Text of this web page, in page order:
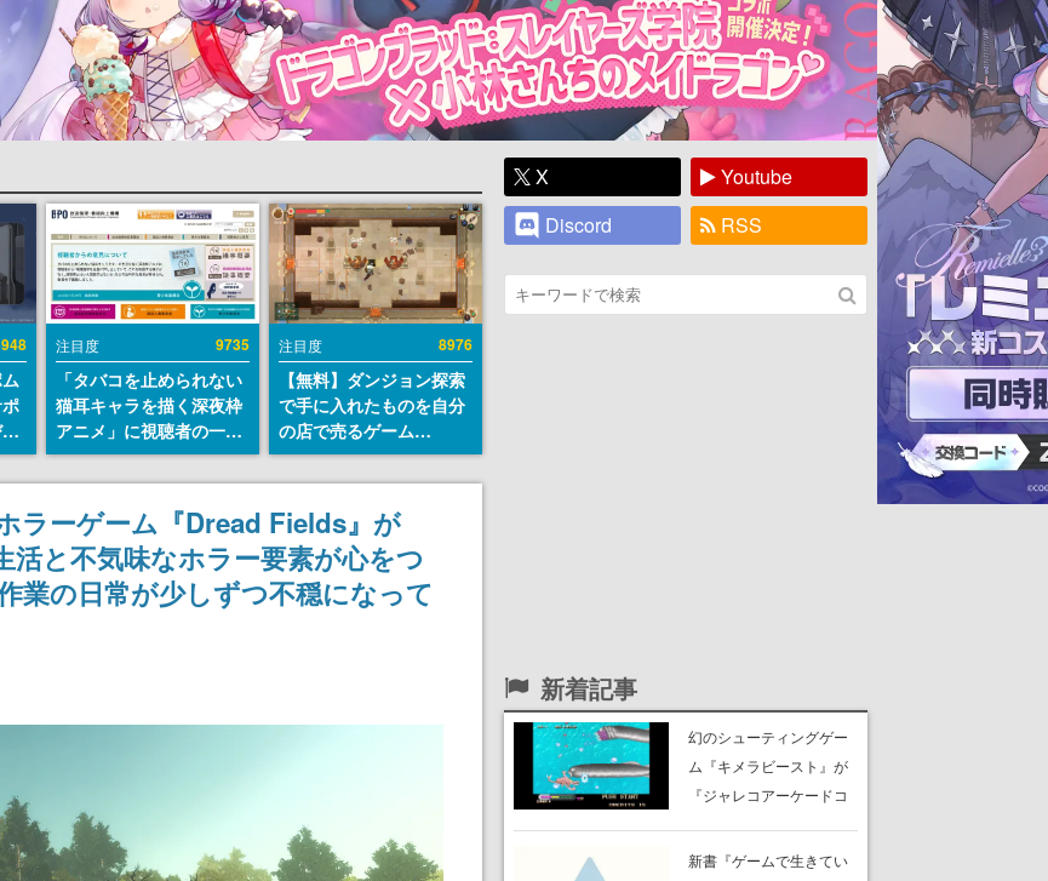
注目度 9735
「タバコを止められない
猫耳キャラを描く深夜枠
アニメ」に視聴者の一部
から批判意見。違法薬物
の使用と思わしき描写も
含めて、BPOが議論を交
わす
注目度 8976
【無料】ダンジョン探索
で手に入れたものを自分
の店で売るゲーム
『Moonlighter』が
Steamにて無料配布中！
続編『Moonlighter 2』
の9月2日正式リリースを
記念したキャンペーン
ラーゲーム『Dread Fields』が
と不気味なホラー要素が心をつ
業の日常が少しずつ不穏になって
X
Youtube
Discord
RSS
新着記事
幻のシューティングゲー
ム『キメラビースト』が
『ジャレコアーケードコ
か『P-47 ACES』『64番
新書『ゲームで生きてい